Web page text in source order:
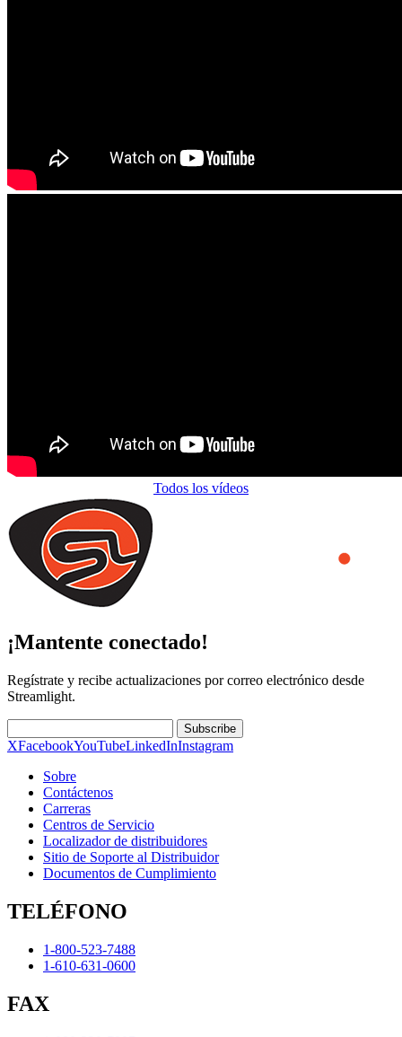
Todos los vídeos
¡Mantente conectado!
Regístrate y recibe actualizaciones por correo electrónico desde
Streamlight.
Subscribe
XFacebookYouTubeLinkedInInstagram
Sobre
Contáctenos
Carreras
Centros de Servicio
Localizador de distribuidores
Sitio de Soporte al Distribuidor
Documentos de Cumplimiento
TELÉFONO
1-800-523-7488
1-610-631-0600
FAX